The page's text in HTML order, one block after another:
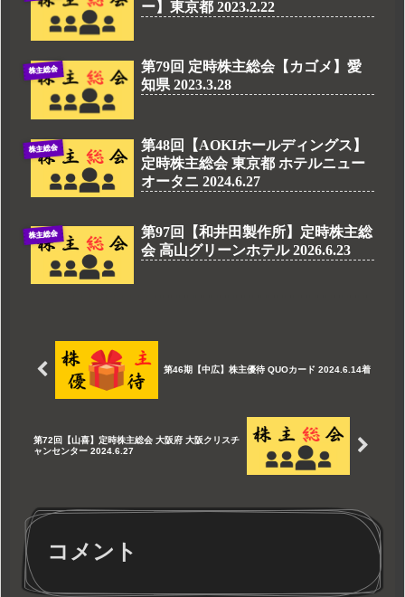
ー】東京都 2023.2.22
株主総会
第79回 定時株主総会【カゴメ】愛
知県 2023.3.28
株主総会
第48回【AOKIホールディングス】
定時株主総会 東京都 ホテルニュー
オータニ 2024.6.27
株主総会
第97回【和井田製作所】定時株主総
会 高山グリーンホテル 2026.6.23
第46期【中広】株主優待 QUOカード 2024.6.14着
第72回【山喜】定時株主総会 大阪府 大阪クリスチ
ャンセンター 2024.6.27
コメント